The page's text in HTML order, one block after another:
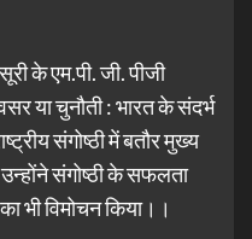
के एम.पी. जी. पीजी
या चुनौती : भारत के संदर्भ
संगोष्ठी में बतौर मुख्य
संगोष्ठी के सफलता
भी विमोचन किया।।